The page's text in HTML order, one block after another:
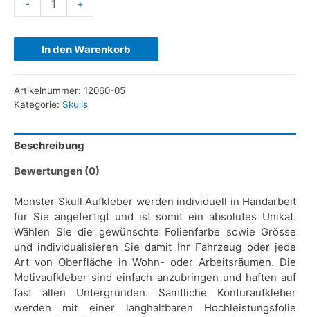
- +
In den Warenkorb
Artikelnummer: 12060-05
Kategorie: Skulls
Beschreibung
Bewertungen (0)
Monster Skull Aufkleber werden individuell in Handarbeit
für Sie angefertigt und ist somit ein absolutes Unikat.
Wählen Sie die gewünschte Folienfarbe sowie Grösse
und individualisieren Sie damit Ihr Fahrzeug oder jede
Art von Oberfläche in Wohn- oder Arbeitsräumen. Die
Motivaufkleber sind einfach anzubringen und haften auf
fast allen Untergründen. Sämtliche Konturaufkleber
werden mit einer langhaltbaren Hochleistungsfolie